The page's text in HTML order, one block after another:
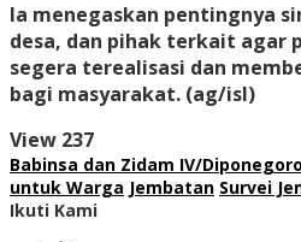
Ia menegaskan pentingnya
desa, dan pihak terkait agar
segera terealisasi dan
bagi masyarakat. (ag/isl)
View 237
Babinsa dan Zidam IV/
untuk Warga Jembatan Survei
Ikuti Kami